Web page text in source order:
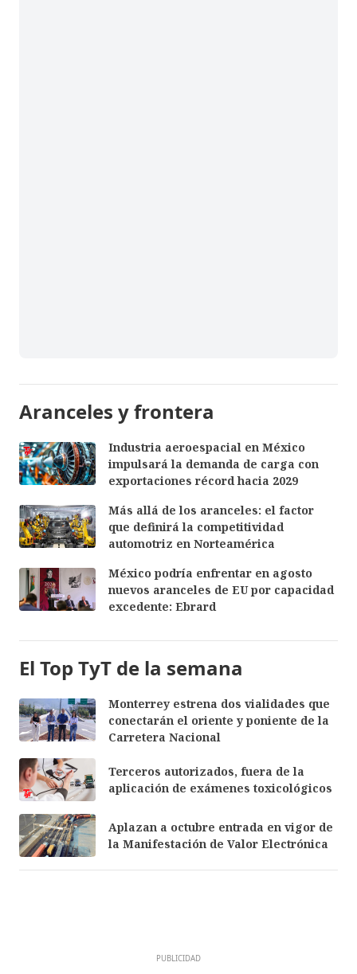
Aranceles y frontera
Industria aeroespacial en México
impulsará la demanda de carga con
exportaciones récord hacia 2029
Más allá de los aranceles: el factor
que definirá la competitividad
automotriz en Norteamérica
México podría enfrentar en agosto
nuevos aranceles de EU por capacidad
excedente: Ebrard
El Top TyT de la semana
Monterrey estrena dos vialidades que
conectarán el oriente y poniente de la
Carretera Nacional
Terceros autorizados, fuera de la
aplicación de exámenes toxicológicos
Aplazan a octubre entrada en vigor de
la Manifestación de Valor Electrónica
PUBLICIDAD